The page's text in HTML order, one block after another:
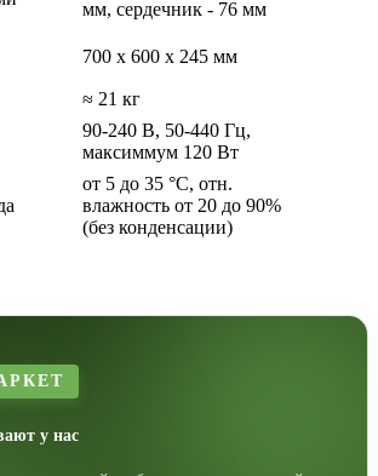
мм, сердечник - 76 мм
700 x 600 x 245 мм
≈ 21 кг
90-240 В, 50-440 Гц,
максиммум 120 Вт
от 5 до 35 °C, отн.
влажность от 20 до 90%
(без конденсации)
у нас